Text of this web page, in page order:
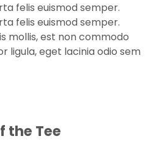
felis euismod semper.
felis euismod semper.
mollis, est non commodo
ligula, eget lacinia odio sem
the Tee